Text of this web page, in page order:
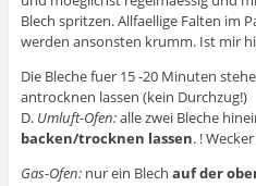
Blech spritzen. Allfaellige Falten im
werden ansonsten krumm. Ist mir
Die Bleche fuer 15 -20 Minuten
antrocknen lassen (kein Durchzug!)
D. Umluft-Ofen:alle zwei Bleche
backen/trocknen lassen. !
Gas-Ofen:nur ein Blech auf der